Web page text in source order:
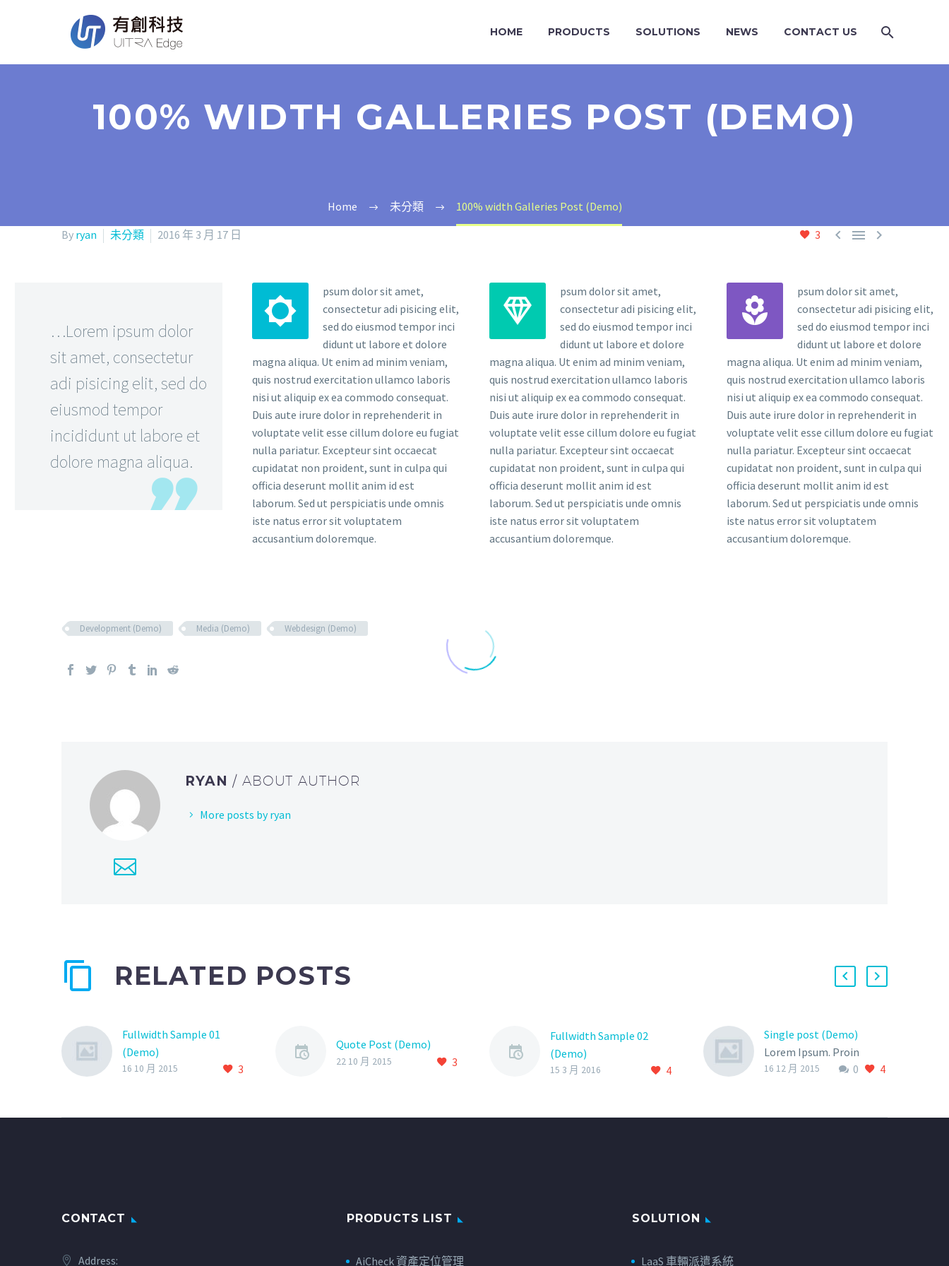
HOME PRODUCTS SOLUTIONS NEWS CONTACT US
100% WIDTH GALLERIES POST (DEMO)
Home 未分類
100% width Galleries Post (Demo)
3
  
By ryan 未分類 2016 年 3 月 17 日
…Lorem ipsum dolor
sit amet, consectetur
adi pisicing elit, sed do
eiusmod tempor
incididunt ut labore et
dolore magna aliqua.


psum dolor sit amet,
consectetur adi pisicing elit,
sed do eiusmod tempor inci
didunt ut labore et dolore
magna aliqua. Ut enim ad minim veniam,
quis nostrud exercitation ullamco laboris
nisi ut aliquip ex ea commodo consequat.
Duis aute irure dolor in reprehenderit in
voluptate velit esse cillum dolore eu fugiat
nulla pariatur. Excepteur sint occaecat
cupidatat non proident, sunt in culpa qui
officia deserunt mollit anim id est
laborum. Sed ut perspiciatis unde omnis
iste natus error sit voluptatem
accusantium doloremque.


psum dolor sit amet,
consectetur adi pisicing elit,
sed do eiusmod tempor inci
didunt ut labore et dolore
magna aliqua. Ut enim ad minim veniam,
quis nostrud exercitation ullamco laboris
nisi ut aliquip ex ea commodo consequat.
Duis aute irure dolor in reprehenderit in
voluptate velit esse cillum dolore eu fugiat
nulla pariatur. Excepteur sint occaecat
cupidatat non proident, sunt in culpa qui
officia deserunt mollit anim id est
laborum. Sed ut perspiciatis unde omnis
iste natus error sit voluptatem
accusantium doloremque.


psum dolor sit amet,
consectetur adi pisicing elit,
sed do eiusmod tempor inci
didunt ut labore et dolore
magna aliqua. Ut enim ad minim veniam,
quis nostrud exercitation ullamco laboris
nisi ut aliquip ex ea commodo consequat.
Duis aute irure dolor in reprehenderit in
voluptate velit esse cillum dolore eu fugiat
nulla pariatur. Excepteur sint occaecat
cupidatat non proident, sunt in culpa qui
officia deserunt mollit anim id est
laborum. Sed ut perspiciatis unde omnis
iste natus error sit voluptatem
accusantium doloremque.
Development (Demo) Media (Demo) Webdesign (Demo)
RYAN / ABOUT AUTHOR
More posts by ryan
RELATED POSTS
Fullwidth Sample 01
(Demo)
3
16 10 月 2015
Quote Post (Demo)
3
22 10 月 2015
Fullwidth Sample 02
(Demo)
4
15 3 月 2016
Single post (Demo)
Lorem Ipsum. Proin
gravida nibh vel velit
bibendum auctor, nisi elit
0 4
16 12 月 2015
CONTACT
Address:
PRODUCTS LIST
AiCheck 資產定位管理
SOLUTION
LaaS 車輛派遣系統